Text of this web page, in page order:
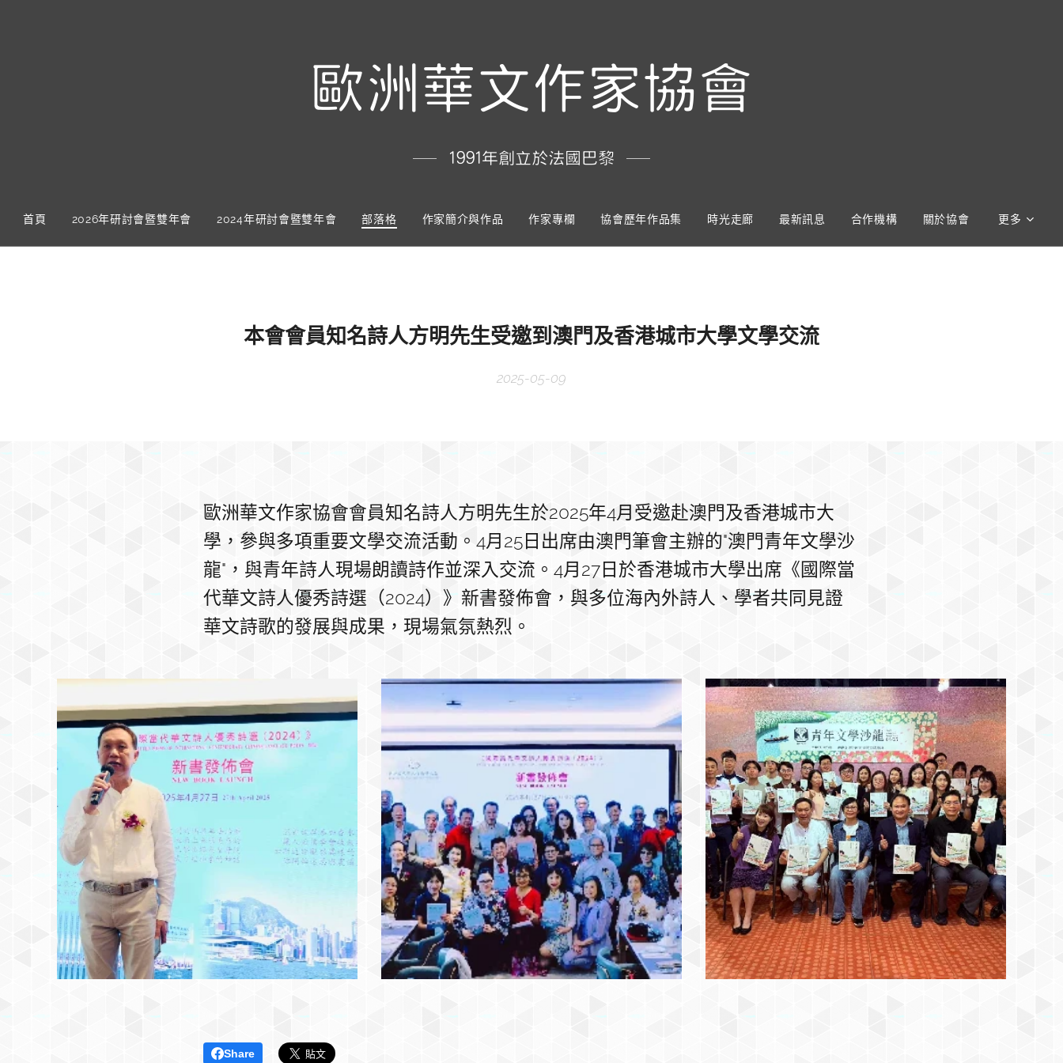
歐洲華文作家協會
1991年創立於法國巴黎
首頁 2026年研討會暨雙年會 2024年研討會暨雙年會 部落格 作家簡介與作品 作家專欄 協會歷年作品集 時光走廊 最新訊息 合作機構 關於協會 更多
本會會員知名詩人方明先生受邀到澳門及香港城市大學文學交流
2025-05-09
歐洲華文作家協會會員知名詩人方明先生於2025年4月受邀赴澳門及香港城市大
學，參與多項重要文學交流活動。4月25日出席由澳門筆會主辦的"澳門青年文學沙
龍"，與青年詩人現場朗讀詩作並深入交流。4月27日於香港城市大學出席《國際當
代華文詩人優秀詩選（2024）》新書發佈會，與多位海內外詩人、學者共同見證
華文詩歌的發展與成果，現場氣氛熱烈。
Share